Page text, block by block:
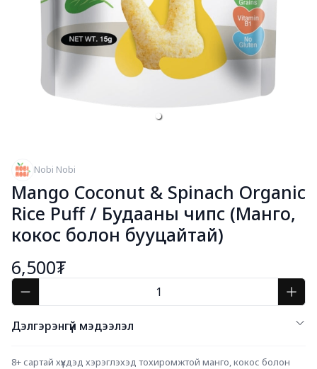
Nobi Nobi
Mango Coconut & Spinach Organic
Rice Puff / Будааны чипс (Манго,
кокос болон бууцайтай)
6,500₮
Дэлгэрэнгүй мэдээлэл
8+ сартай хүүхдэд хэрэглэхэд тохиромжтой манго, кокос болон